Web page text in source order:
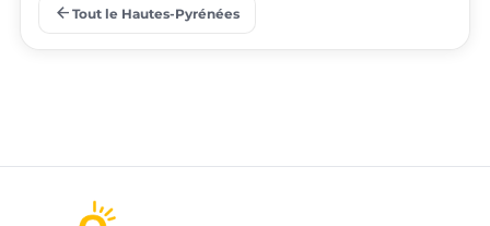
arrow_back Tout le Hautes-Pyrénées